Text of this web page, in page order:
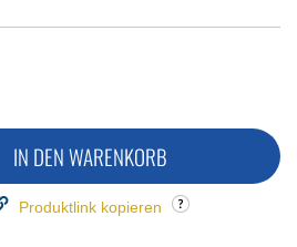
IN DEN WARENKORB
Produktlink kopieren